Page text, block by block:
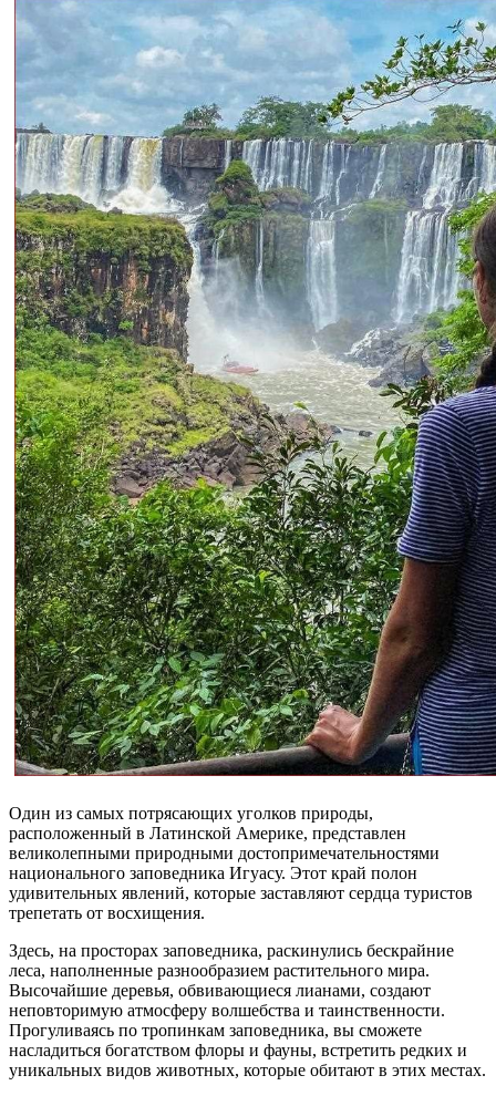
Один из самых потрясающих уголков природы,
расположенный в Латинской Америке, представлен
великолепными природными достопримечательностями
национального заповедника Игуасу. Этот край полон
удивительных явлений, которые заставляют сердца туристов
трепетать от восхищения.
Здесь, на просторах заповедника, раскинулись бескрайние
леса, наполненные разнообразием растительного мира.
Высочайшие деревья, обвивающиеся лианами, создают
неповторимую атмосферу волшебства и таинственности.
Прогуливаясь по тропинкам заповедника, вы сможете
насладиться богатством флоры и фауны, встретить редких и
уникальных видов животных, которые обитают в этих местах.